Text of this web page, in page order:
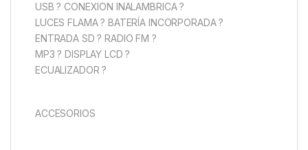
USB ? CONEXION INALAMBRICA ?
LUCES FLAMA ? BATERÍA INCORPORADA ?
ENTRADA SD ? RADIO FM ?
MP3 ? DISPLAY LCD ?
ECUALIZADOR ?
ACCESORIOS